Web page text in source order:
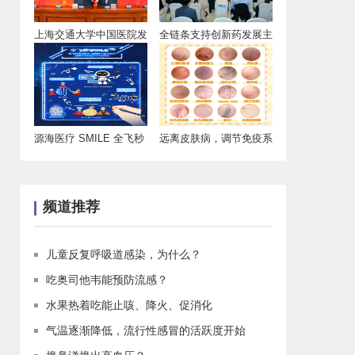
上海交通大学中国医院发
展研究院北京中
全链条支持创新药发展主
题会在国家会展
源海医疗 SMILE 全飞秒
远离皮肤病，调节免疫系
频道推荐
儿童反复呼吸道感染，为什么？
吃奥司他韦能预防流感？
水果热着吃能止咳、降火、促消化
气温逐渐降低，流行性感冒的活跃度开始